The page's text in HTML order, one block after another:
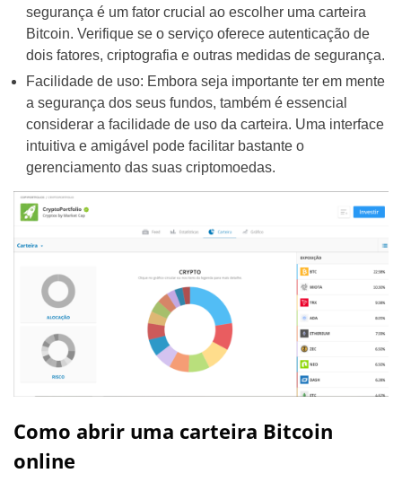
segurança é um fator crucial ao escolher uma carteira
Bitcoin. Verifique se o serviço oferece autenticação de
dois fatores, criptografia e outras medidas de segurança.
Facilidade de uso: Embora seja importante ter em mente
a segurança dos seus fundos, também é essencial
considerar a facilidade de uso da carteira. Uma interface
intuitiva e amigável pode facilitar bastante o
gerenciamento das suas criptomoedas.
Como abrir uma carteira Bitcoin
online